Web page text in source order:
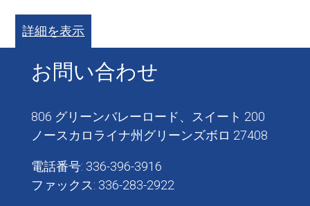
詳細を表示
お問い合わせ
806 グリーンバレーロード、スイート 200
ノースカロライナ州グリーンズボロ 27408
電話番号: 336-396-3916
ファックス: 336-283-2922